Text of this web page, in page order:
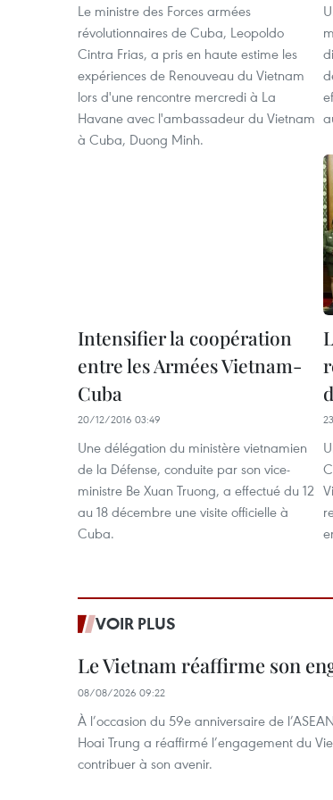
Le ministre des Forces armées
révolutionnaires de Cuba, Leopoldo
Cintra Frias, a pris en haute estime les
expériences de Renouveau du Vietnam
lors d'une rencontre mercredi à La
Havane avec l'ambassadeur du Vietnam
à Cuba, Duong Minh.
Intensifier la coopération
entre les Armées Vietnam-
Cuba
20/12/2016 03:49
Une délégation du ministère vietnamien
de la Défense, conduite par son vice-
ministre Be Xuan Truong, a effectué du 12
au 18 décembre une visite officielle à
Cuba.
VOIR PLUS
Le Vietnam réaffirme son
08/08/2026 09:22
À l’occasion du 59e anniversaire de
Hoai Trung a réaffirmé l’engagement du
contribuer à son avenir.